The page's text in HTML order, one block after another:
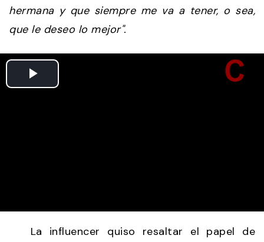
hermana y que siempre me va a tener, o sea,
que le deseo lo mejor".
La influencer quiso resaltar el papel de